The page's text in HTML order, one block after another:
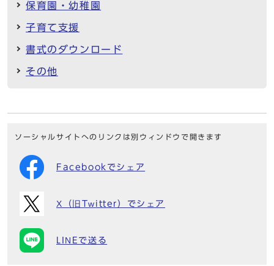
保育園・幼稚園
子育て支援
書式のダウンロード
その他
ソーシャルサイトへのリンクは別ウィンドウで開きます
Facebookでシェア
X（旧Twitter）でシェア
LINEで送る